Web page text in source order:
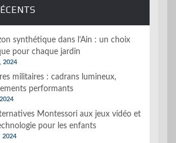
synthétique dans l’Ain : un choix
pour chaque jardin
2024
militaires : cadrans lumineux,
performants
Montessori aux jeux vidéo et
pour les enfants
2024